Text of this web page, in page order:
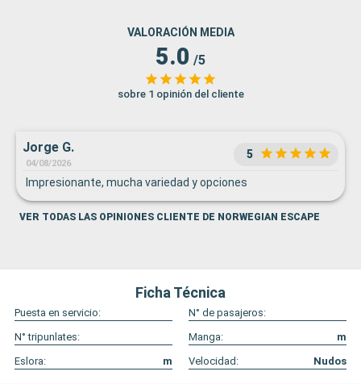
VALORACIÓN MEDIA
5.0 /5
sobre 1 opinión del cliente
Jorge G.
04/08/2026
5
Impresionante, mucha variedad y opciones
VER TODAS LAS OPINIONES CLIENTE DE NORWEGIAN ESCAPE
Ficha Técnica
Puesta en servicio:
N° de pasajeros:
N° tripunlates:
Manga:
m
Eslora:
m Velocidad: Nudos